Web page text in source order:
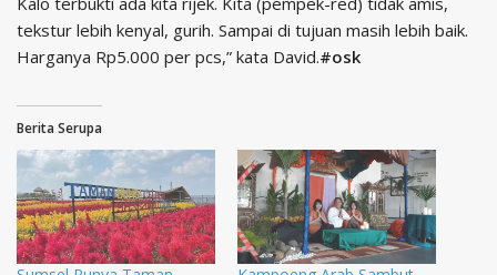
tekstur lebih kenyal, gurih. Sampai di tujuan masih lebih baik.
Harganya Rp5.000 per pcs,” kata David.#osk
Berita Serupa